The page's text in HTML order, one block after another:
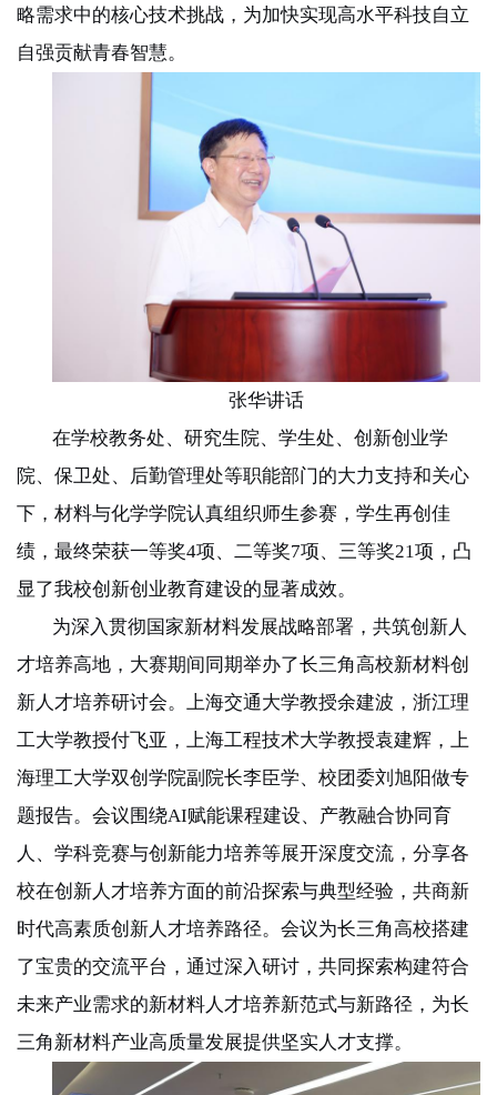
略需求中的核心技术挑战，为加快实现高水平科技自立
自强贡献青春智慧。
张华讲话
在学校教务处、研究生院、学生处、创新创业学
院、保卫处、后勤管理处等职能部门的大力支持和关心
下，材料与化学学院认真组织师生参赛，学生再创佳
绩，最终荣获一等奖4项、二等奖7项、三等奖21项，凸
显了我校创新创业教育建设的显著成效。
为深入贯彻国家新材料发展战略部署，共筑创新人
才培养高地，大赛期间同期举办了长三角高校新材料创
新人才培养研讨会。上海交通大学教授余建波，浙江理
工大学教授付飞亚，上海工程技术大学教授袁建辉，上
海理工大学双创学院副院长李臣学、校团委刘旭阳做专
题报告。会议围绕AI赋能课程建设、产教融合协同育
人、学科竞赛与创新能力培养等展开深度交流，分享各
校在创新人才培养方面的前沿探索与典型经验，共商新
时代高素质创新人才培养路径。会议为长三角高校搭建
了宝贵的交流平台，通过深入研讨，共同探索构建符合
未来产业需求的新材料人才培养新范式与新路径，为长
三角新材料产业高质量发展提供坚实人才支撑。